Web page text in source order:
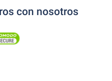
con nosotros